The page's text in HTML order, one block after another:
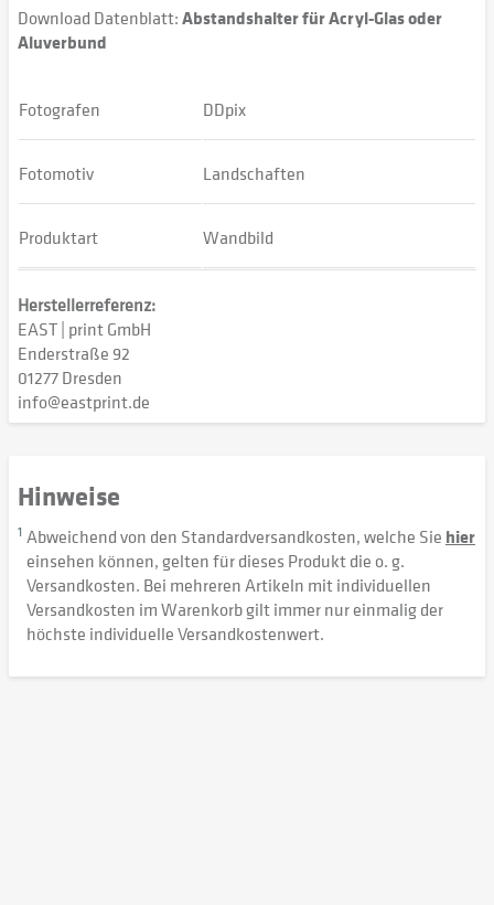
Download Datenblatt:Abstandshalter für Acryl-Glas oder
Aluverbund
Fotografen DDpix
Fotomotiv Landschaften
Produktart Wandbild
Herstellerreferenz:
EAST | print GmbH
Enderstraße 92
01277 Dresden
info@eastprint.de
Hinweise
1 Abweichend von den Standardversandkosten, welche Sie hier
einsehen können, gelten für dieses Produkt die o. g.
Versandkosten. Bei mehreren Artikeln mit individuellen
Versandkosten im Warenkorb gilt immer nur einmalig der
höchste individuelle Versandkostenwert.